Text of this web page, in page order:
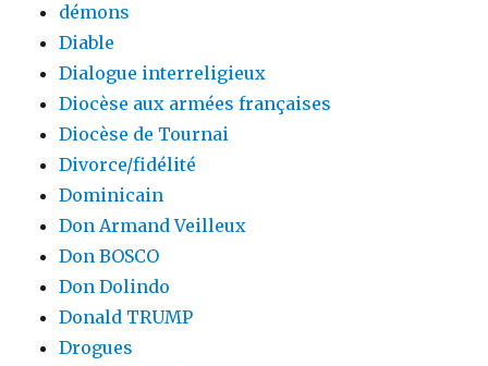
démons
Diable
Dialogue interreligieux
Diocèse aux armées françaises
Diocèse de Tournai
Divorce/fidélité
Dominicain
Don Armand Veilleux
Don BOSCO
Don Dolindo
Donald TRUMP
Drogues